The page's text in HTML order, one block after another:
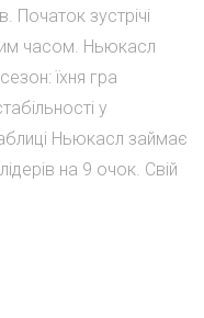
Початок зустрічі
часом. Ньюкасл
їхня гра
у
Ньюкасл займає
на 9 очок. Свій